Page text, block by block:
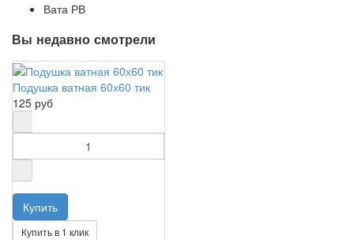
Вата РВ
Вы недавно смотрели
Подушка ватная 60х60 тик
125 руб
Купить в 1 клик